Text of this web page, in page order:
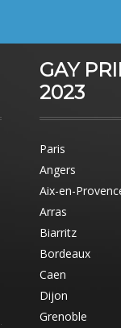
GAY
2023
Paris
Angers
Aix-en-
Arras
Biarritz
Bordeaux
Caen
Dijon
Grenoble